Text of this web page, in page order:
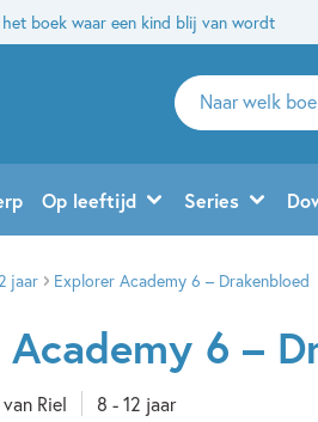
boek waar een kind blij van wordt
Zoeken
naar
en
uitgevers
Op leeftijd Series
jaar Explorer Academy 6 – Drakenbloed
6 –
Riel 8 - 12 jaar